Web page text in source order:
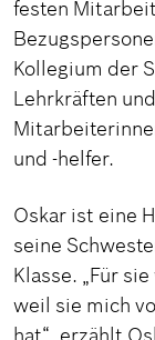
festen
Kollegium der
Lehrkräften
und -helfer.
Oskar ist eine
seine
Klasse. „Für
weil sie mich
hat“, erzählt